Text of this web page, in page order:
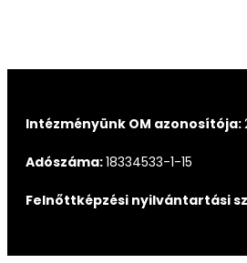
Intézményünk OM azonosítója:
Adószáma:18334533-1-15
Felnőttképzési nyilvántartási